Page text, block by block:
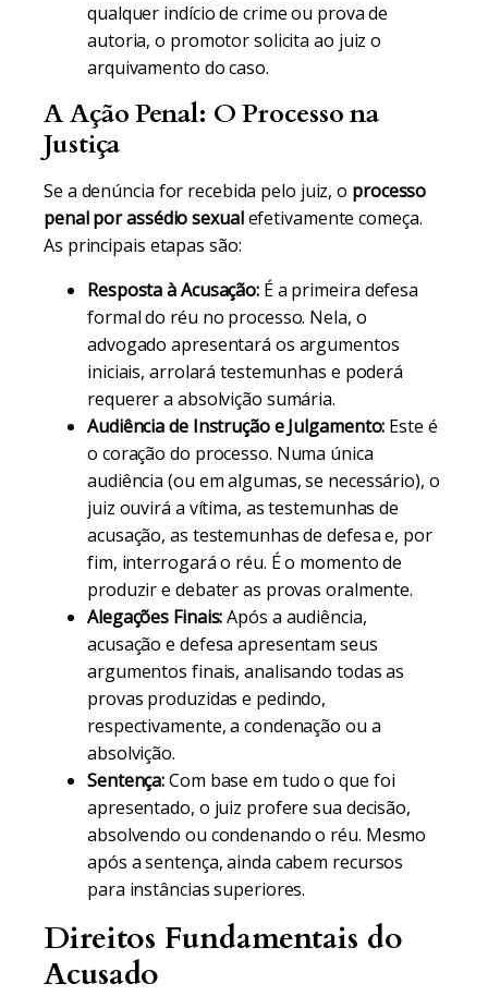
qualquer indício de crime ou prova de
autoria, o promotor solicita ao juiz o
arquivamento do caso.
A Ação Penal: O Processo na
Justiça
Se a denúncia for recebida pelo juiz, o processo
penal por assédio sexualefetivamente começa.
As principais etapas são:
Resposta à Acusação: É a primeira defesa
formal do réu no processo. Nela, o
advogado apresentará os argumentos
iniciais, arrolará testemunhas e poderá
requerer a absolvição sumária.
Audiência de Instrução e Julgamento: Este é
o coração do processo. Numa única
audiência (ou em algumas, se necessário), o
juiz ouvirá a vítima, as testemunhas de
acusação, as testemunhas de defesa e, por
fim, interrogará o réu. É o momento de
produzir e debater as provas oralmente.
Alegações Finais:Após a audiência,
acusação e defesa apresentam seus
argumentos finais, analisando todas as
provas produzidas e pedindo,
respectivamente, a condenação ou a
absolvição.
Sentença:Com base em tudo o que foi
apresentado, o juiz profere sua decisão,
absolvendo ou condenando o réu. Mesmo
após a sentença, ainda cabem recursos
para instâncias superiores.
Direitos Fundamentais do
Acusado